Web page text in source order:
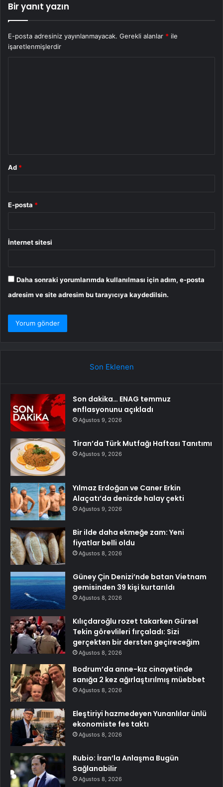
Bir yanıt yazın
E-posta adresiniz yayınlanmayacak. Gerekli alanlar * ile
işaretlenmişlerdir
Ad *
E-posta *
İnternet sitesi
Daha sonraki yorumlarımda kullanılması için adım, e-posta
adresim ve site adresim bu tarayıcıya kaydedilsin.
Son Eklenen
Son dakika… ENAG temmuz
enflasyonunu açıkladı
Ağustos 9, 2026
Tiran’da Türk Mutfağı Haftası Tanıtımı
Ağustos 9, 2026
Yılmaz Erdoğan ve Caner Erkin
Alaçatı’da denizde halay çekti
Ağustos 9, 2026
Bir ilde daha ekmeğe zam: Yeni
fiyatlar belli oldu
Ağustos 8, 2026
Güney Çin Denizi’nde batan Vietnam
gemisinden 39 kişi kurtarıldı
Ağustos 8, 2026
Kılıçdaroğlu rozet takarken Gürsel
Tekin görevlileri fırçaladı: Sizi
gerçekten bir dersten geçireceğim
Ağustos 8, 2026
Bodrum’da anne-kız cinayetinde
sanığa 2 kez ağırlaştırılmış müebbet
Ağustos 8, 2026
Eleştiriyi hazmedeyen Yunanlılar ünlü
ekonomiste fes taktı
Ağustos 8, 2026
Rubio: İran’la Anlaşma Bugün
Sağlanabilir
Ağustos 8, 2026